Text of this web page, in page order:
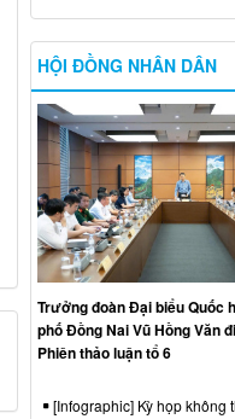
HỘI ĐỒNG NHÂN DÂN
Trưởng đoàn Đại biểu Quốc
phố Đồng Nai Vũ Hồng Văn
Phiên thảo luận tổ 6
[Infographic] Kỳ họp không